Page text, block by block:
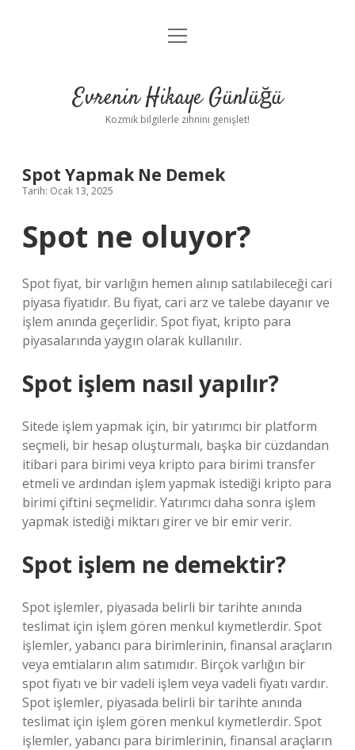
Anasayfa
Yasal Uyarı
menüyü
Evrenin Hikaye Günlüğü
Kozmik bilgilerle zihnini genişlet!
Spot Yapmak Ne Demek
Tarih: Ocak 13, 2025
Spot ne oluyor?
Spot fiyat, bir varlığın hemen alınıp satılabileceği cari
piyasa fiyatıdır. Bu fiyat, cari arz ve talebe dayanır ve
işlem anında geçerlidir. Spot fiyat, kripto para
piyasalarında yaygın olarak kullanılır.
Spot işlem nasıl yapılır?
Sitede işlem yapmak için, bir yatırımcı bir platform
seçmeli, bir hesap oluşturmalı, başka bir cüzdandan
itibari para birimi veya kripto para birimi transfer
etmeli ve ardından işlem yapmak istediği kripto para
birimi çiftini seçmelidir. Yatırımcı daha sonra işlem
yapmak istediği miktarı girer ve bir emir verir.
Spot işlem ne demektir?
Spot işlemler, piyasada belirli bir tarihte anında
teslimat için işlem gören menkul kıymetlerdir. Spot
işlemler, yabancı para birimlerinin, finansal araçların
veya emtiaların alım satımıdır. Birçok varlığın bir
spot fiyatı ve bir vadeli işlem veya vadeli fiyatı vardır.
Spot işlemler, piyasada belirli bir tarihte anında
teslimat için işlem gören menkul kıymetlerdir. Spot
işlemler, yabancı para birimlerinin, finansal araçların